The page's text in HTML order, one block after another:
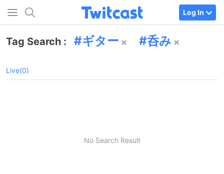
Log In
Tag Search : ギター 呑み
Live(0)
No Search Result